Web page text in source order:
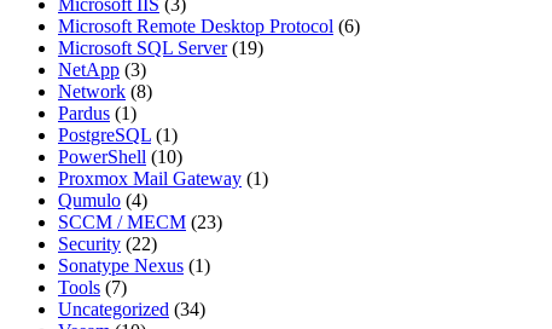
Microsoft IIS (3)
Microsoft Remote Desktop Protocol (6)
Microsoft SQL Server(19)
NetApp (3)
Network (8)
Pardus (1)
PostgreSQL (1)
PowerShell (10)
Proxmox Mail Gateway (1)
Qumulo (4)
SCCM / MECM (23)
Security (22)
Sonatype Nexus (1)
Tools (7)
Uncategorized (34)